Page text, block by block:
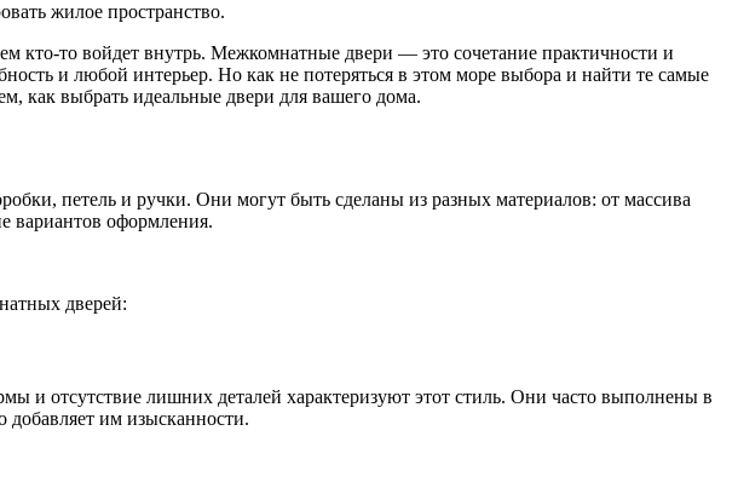
жилое пространство.
кто-то войдет внутрь. Межкомнатные двери — это сочетание практичности и
и любой интерьер. Но как не потеряться в этом море выбора и найти те самые
как выбрать идеальные двери для вашего дома.
петель и ручки. Они могут быть сделаны из разных материалов: от массива
вариантов оформления.
дверей:
отсутствие лишних деталей характеризуют этот стиль. Они часто выполнены в
добавляет им изысканности.